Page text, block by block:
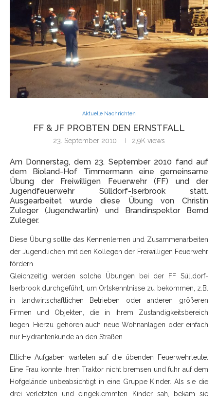
Aktuelle Nachrichten
FF & JF PROBTEN DEN ERNSTFALL
23. September 2010 2,9K views
Am Donnerstag, dem 23. September 2010 fand auf
dem Bioland-Hof Timmermann eine gemeinsame
Übung der Freiwilligen Feuerwehr (FF) und der
Jugendfeuerwehr Sülldorf-Iserbrook statt.
Ausgearbeitet wurde diese Übung von Christin
Zuleger (Jugendwartin) und Brandinspektor Bernd
Zuleger.
Diese Übung sollte das Kennenlernen und Zusammenarbeiten
der Jugendlichen mit den Kollegen der Freiwilligen Feuerwehr
fördern.
Gleichzeitig werden solche Übungen bei der FF Sülldorf-
Iserbrook durchgeführt, um Ortskenntnisse zu bekommen, z.B.
in landwirtschaftlichen Betrieben oder anderen größeren
Firmen und Objekten, die in ihrem Zuständigkeitsbereich
liegen. Hierzu gehören auch neue Wohnanlagen oder einfach
nur Hydrantenkunde an den Straßen.
Etliche Aufgaben warteten auf die übenden Feuerwehrleute:
Eine Frau konnte ihren Traktor nicht bremsen und fuhr auf dem
Hofgelände unbeabsichtigt in eine Gruppe Kinder. Als sie die
drei verletzten und eingeklemmten Kinder sah, bekam sie